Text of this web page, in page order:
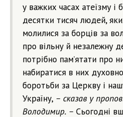
у важких часах атеїзму і
десятки тисяч людей,
молилися за борців за
про вільну й незалежну
потрібно пам’ятати про
набиратися в них
боротьби за Церкву і
Україну, – сказав у
Володимир. – Сьогодні